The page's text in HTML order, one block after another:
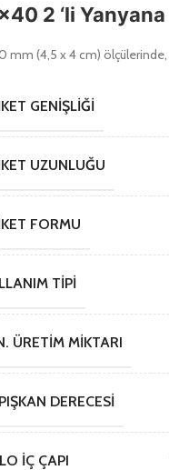
2 ‘li
mm (4,5 x 4 cm) ölçülerinde,
GENIŞLIĞI
UZUNLUĞU
FORMU
TIPI
ÜRETIM MIKTARI
DERECESI
İÇ ÇAPI